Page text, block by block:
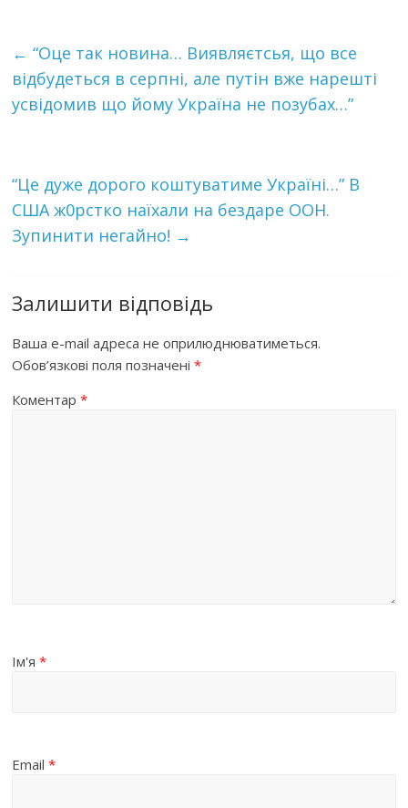
← “Оце так новина… Виявляєтсья, що все
відбудеться в серпні, але путін вже нарешті
усвідомив що йому Україна не позубах…”
“Це дуже дорого коштуватиме Україні…” В
США ж0рстко наїхали на бездаре ООН.
Зупинити негайно! →
Залишити відповідь
Ваша e-mail адреса не оприлюднюватиметься.
Обов’язкові поля позначені*
Коментар*
Ім'я*
Email*